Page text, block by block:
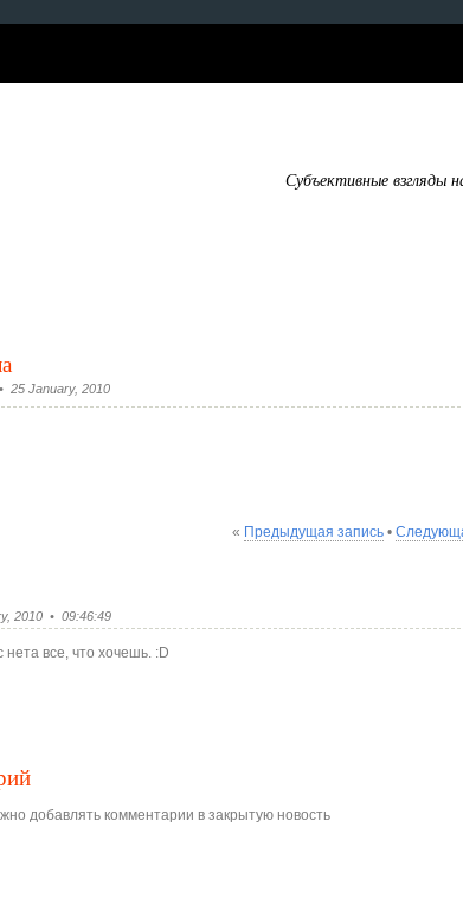
Субъективные взгляды
25 January, 2010
« Предыдущая запись•
2010 • 09:46:49
все, что хочешь. :D
добавлять комментарии в закрытую новость